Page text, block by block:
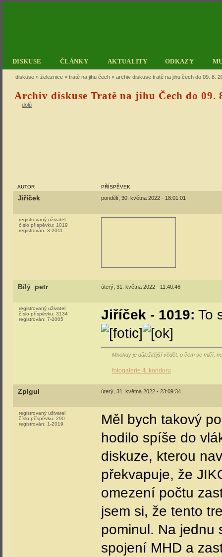
DISKUSE ČLÁNKY AKTUALITY ODKAZY
diskuse » železnice » tratě na jihu čech » archiv diskuse tratě na jihu čech do 09. 8.
Archiv diskuse Tratě na jihu Čech do 09.
dolů
AUTOR PŘÍSPĚVEK
Jiříček pondělí, 30. května 2022 - 18:01:01
registrovaný uživatel
číslo příspěvku: 1019
registrován: 3-2011
Bílý_petr úterý, 31. května 2022 - 11:40:46
registrovaný uživatel
číslo příspěvku: 3134
registrován: 7-2005 Jiříček - 1019: To
Mnohdy je důležitější vědět, o čem se mlčí,
fotogalerie 4. koridoru
Zplgul úterý, 31. května 2022 - 23:09:34
registrovaný uživatel
číslo příspěvku: 290
registrován: 1-2019
Měl bych takový
hodilo spíše do
diskuze, kterou
překvapuje, že
omezení počtu
jsem si, že tento
pominul. Na jednu
spojení MHD a